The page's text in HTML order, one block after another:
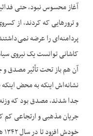
آغاز محسوس نبود، حتی
و ترورهایی که کردند، از
پردامنه‌ای را عرضه
کاشانی توانست یک نیروی
آن هم باز تحت تأثیر مصدق
نشانه‌اش اینکه به محض
جدا شدند، مصدق بود که
جریان مذهبی و ارتجاعی کم